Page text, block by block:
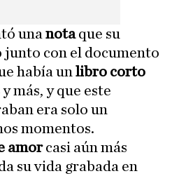
una notaque su
junto con el documento
había un libro corto
y más, y que este
era solo un
momentos.
amorcasi aún más
su vida grabada en